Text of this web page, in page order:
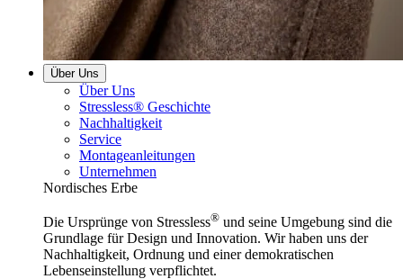
Über Uns
Über Uns
Stressless® Geschichte
Nachhaltigkeit
Service
Montageanleitungen
Unternehmen
Nordisches Erbe
Die Ursprünge von Stressless® und seine Umgebung sind die
Grundlage für Design und Innovation. Wir haben uns der
Nachhaltigkeit, Ordnung und einer demokratischen
Lebenseinstellung verpflichtet.